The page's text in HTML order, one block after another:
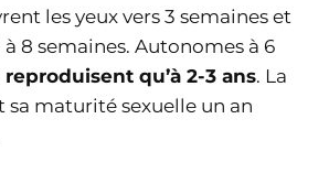
les yeux vers 3 semaines et
8 semaines. Autonomes à 6
reproduisent qu’à 2-3 ans. La
maturité sexuelle un an